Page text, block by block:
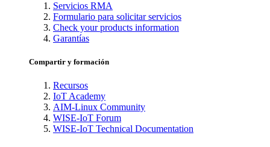
Servicios RMA
Formulario para solicitar servicios
Check your products information
Garantías
Compartir y formación
Recursos
IoT Academy
AIM-Linux Community
WISE-IoT Forum
WISE-IoT Technical Documentation